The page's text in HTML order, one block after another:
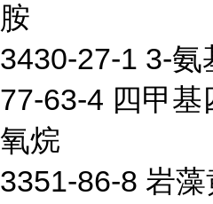
胺
3430-27-1 3-氨
77-63-4 四甲基
氧烷
3351-86-8 岩藻